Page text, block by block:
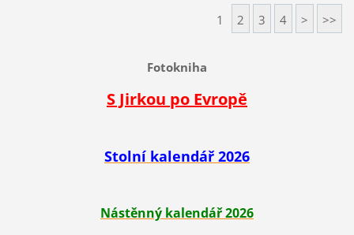
1 2 3 4 > >>
Fotokniha
S Jirkou po Evropě
Stolní kalendář 2026
Nástěnný kalendář 2026